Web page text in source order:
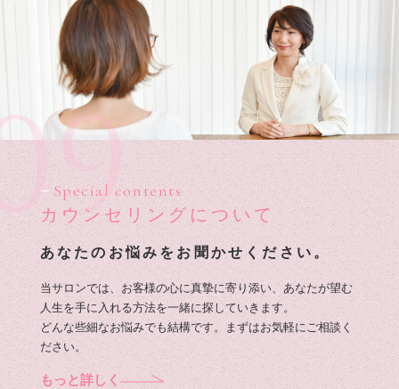
Special contents
カウンセリングについて
あなたのお悩みをお聞かせください。
当サロンでは、お客様の心に真摯に寄り添い、あなたが望む
人生を手に入れる方法を一緒に探していきます。
どんな些細なお悩みでも結構です。まずはお気軽にご相談く
ださい。
もっと詳しく